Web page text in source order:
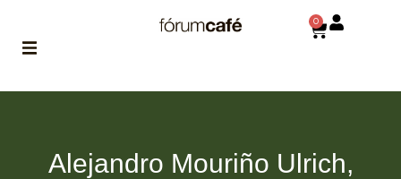
0
Alejandro Mouriño Ulrich,